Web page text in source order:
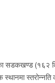
सडकखण्ड (१६२